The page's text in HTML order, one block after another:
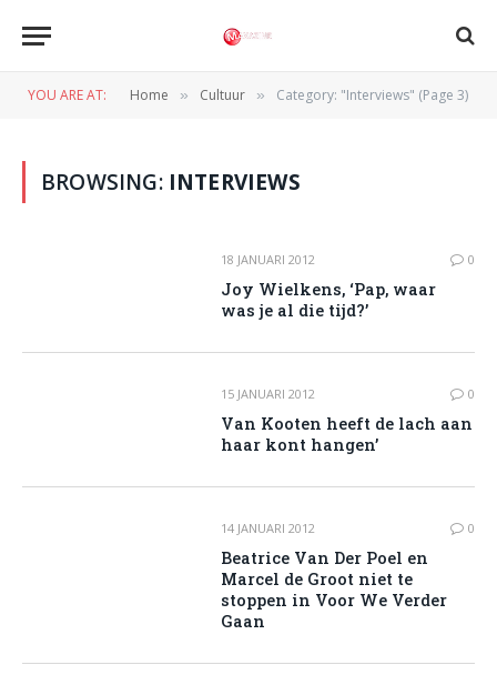
YOU ARE AT: Home » Cultuur » Category: "Interviews" (Page 3)
BROWSING: INTERVIEWS
18 JANUARI 2012 0
Joy Wielkens, ‘Pap, waar
was je al die tijd?’
15 JANUARI 2012 0
Van Kooten heeft de lach aan
haar kont hangen’
14 JANUARI 2012 0
Beatrice Van Der Poel en
Marcel de Groot niet te
stoppen in Voor We Verder
Gaan